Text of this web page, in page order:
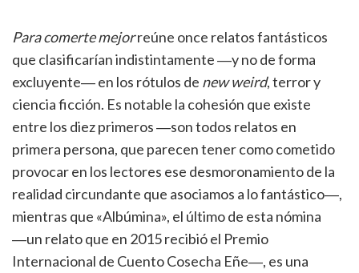
Para comerte mejorreúne once relatos fantásticos
que clasificarían indistintamente ―y no de forma
excluyente― en los rótulos de new weird, terror y
ciencia ficción. Es notable la cohesión que existe
entre los diez primeros ―son todos relatos en
primera persona, que parecen tener como cometido
provocar en los lectores ese desmoronamiento de la
realidad circundante que asociamos a lo fantástico―,
mientras que «Albúmina», el último de esta nómina
―un relato que en 2015 recibió el Premio
Internacional de Cuento Cosecha Eñe―, es una